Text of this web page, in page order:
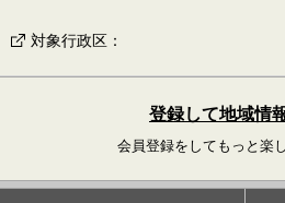
対象行政区 ：
登録して地域情
会員登録をしてもっと楽